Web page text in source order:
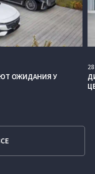
ОЖИДАНИЯ У
28